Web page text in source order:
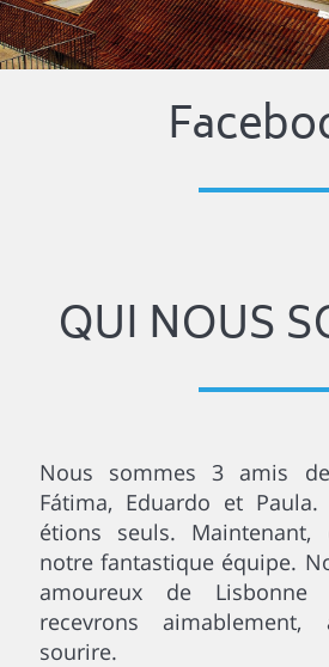
QUI NOUS
Nous sommes 3 amis
Fátima, Eduardo et
étions seuls. Maintenant,
notre fantastique équipe.
amoureux de
recevrons
sourire.